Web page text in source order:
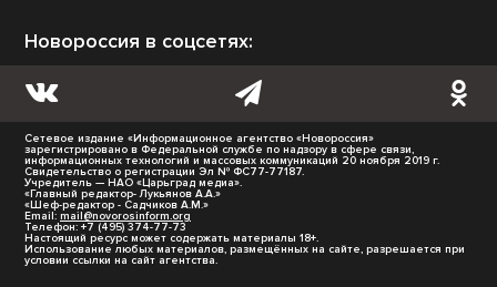
Новороссия в соцсетях:
Сетевое издание «Информационное агентство «Новороссия»
зарегистрировано в Федеральной службе по надзору в сфере связи,
информационных технологий и массовых коммуникаций 20 ноября 2019 г.
Свидетельство о регистрации Эл № ФС77-77187.
Учредитель — НАО «Царьград медиа».
«Главный редактор- Лукьянов А.А.»
«Шеф-редактор - Садчиков А.М.»
Email: mail@novorosinform.org
Телефон: +7 (495) 374-77-73
Настоящий ресурс может содержать материалы 18+.
Использование любых материалов, размещённых на сайте, разрешается при
условии ссылки на сайт агентства.